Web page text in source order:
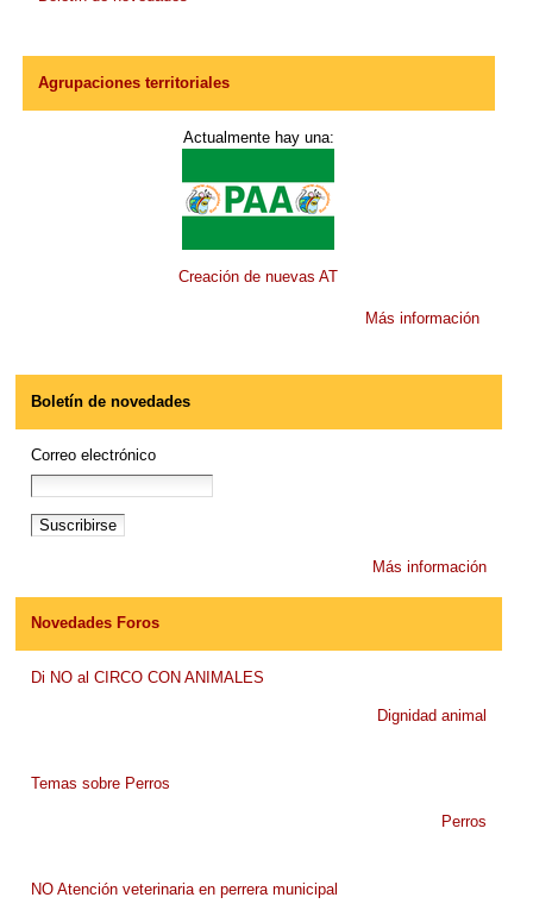
Agrupaciones territoriales
Actualmente hay una:
Creación de nuevas AT
Más información
Boletín de novedades
Correo electrónico
Más información
Novedades Foros
Di NO al CIRCO CON ANIMALES
Dignidad animal
Temas sobre Perros
Perros
NO Atención veterinaria en perrera municipal